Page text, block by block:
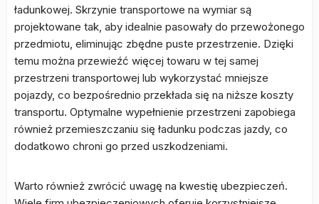
ładunkowej. Skrzynie transportowe na wymiar są
projektowane tak, aby idealnie pasowały do przewożonego
przedmiotu, eliminując zbędne puste przestrzenie. Dzięki
temu można przewieźć więcej towaru w tej samej
przestrzeni transportowej lub wykorzystać mniejsze
pojazdy, co bezpośrednio przekłada się na niższe koszty
transportu. Optymalne wypełnienie przestrzeni zapobiega
również przemieszczaniu się ładunku podczas jazdy, co
dodatkowo chroni go przed uszkodzeniami.
Warto również zwrócić uwagę na kwestię ubezpieczeń.